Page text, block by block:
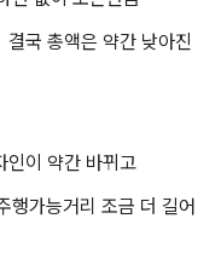
국 총액은 약간 낮아진
인이 약간 바뀌고
행가능거리 조금 더 길어